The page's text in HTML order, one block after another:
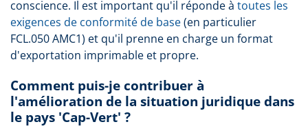
conscience. Il est important qu'il réponde à toutes les
exigences de conformité de base(en particulier
FCL.050 AMC1) et qu'il prenne en charge un format
d'exportation imprimable et propre.
Comment puis-je contribuer à
l'amélioration de la situation juridique dans
le pays 'Cap-Vert' ?